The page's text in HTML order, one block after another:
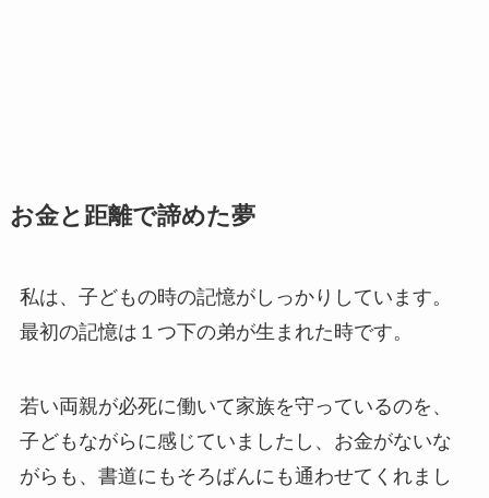
お金と距離で諦めた夢
私は、子どもの時の記憶がしっかりしています。
最初の記憶は１つ下の弟が生まれた時です。
若い両親が必死に働いて家族を守っているのを、
子どもながらに感じていましたし、お金がないな
がらも、書道にもそろばんにも通わせてくれまし